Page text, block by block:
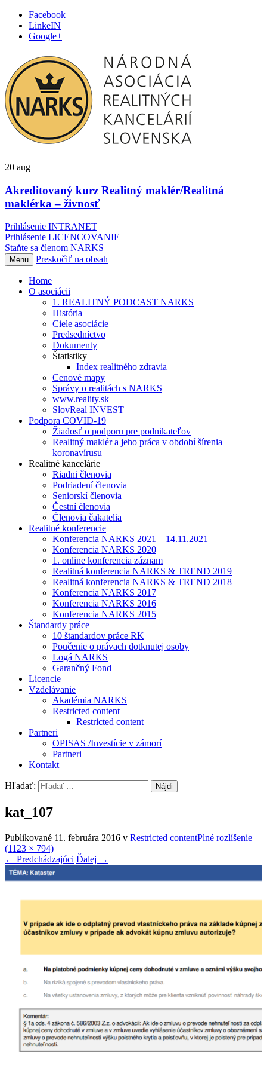
Facebook
LinkeIN
Google+
20 aug
Akreditovaný kurz Realitný maklér/Realitná
maklérka – živnosť
Prihlásenie INTRANET
Prihlásenie LICENCOVANIE
Staňte sa členom NARKS
Menu Preskočiť na obsah
Home
O asociácii
1. REALITNÝ PODCAST NARKS
História
Ciele asociácie
Predsedníctvo
Dokumenty
Štatistiky
Index realitného zdravia
Cenové mapy
Správy o realitách s NARKS
www.reality.sk
SlovReal INVEST
Podpora COVID-19
Žiadosť o podporu pre podnikateľov
Realitný maklér a jeho práca v období šírenia
koronavírusu
Realitné kancelárie
Riadni členovia
Podriadení členovia
Seniorskí členovia
Čestní členovia
Členovia čakatelia
Realitné konferencie
Konferencia NARKS 2021 – 14.11.2021
Konferencia NARKS 2020
1. online konferencia záznam
Realitná konferencia NARKS & TREND 2019
Realitná konferencia NARKS & TREND 2018
Konferencia NARKS 2017
Konferencia NARKS 2016
Konferencia NARKS 2015
Štandardy práce
10 štandardov práce RK
Poučenie o právach dotknutej osoby
Logá NARKS
Garančný Fond
Licencie
Vzdelávanie
Akadémia NARKS
Restricted content
Restricted content
Partneri
OPISAS /Investície v zámorí
Partneri
Kontakt
Hľadať:
kat_107
Publikované 11. februára 2016 v Restricted contentPlné rozlíšenie
(1123 × 794)
← Predchádzajúci Ďalej →